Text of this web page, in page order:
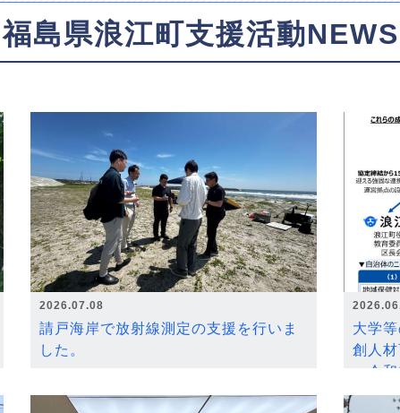
福島県浪江町支援活動NEWS
2026.07.08
請戸海岸で放射線測定の支援を行いま
した。
大学
創人
～令